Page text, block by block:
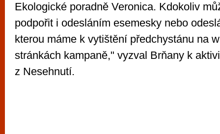
Ekologické poradně Veronica. Kdokoliv
podpořit i odesláním esemesky nebo
kterou máme k vytištění předchystánu na
stránkách kampaně," vyzval Brňany k
z Nesehnutí.